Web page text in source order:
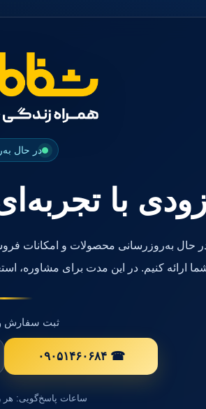
در حال
با
حال به‌روزرسانی محصولات و امکانات
ارائه کنیم. در این مدت برای مشاوره،
ثبت سفارش
☎ ۰۹۰۵۱۴۶۰۶۸۴
ساعات پاسخ‌گویی: هر روز